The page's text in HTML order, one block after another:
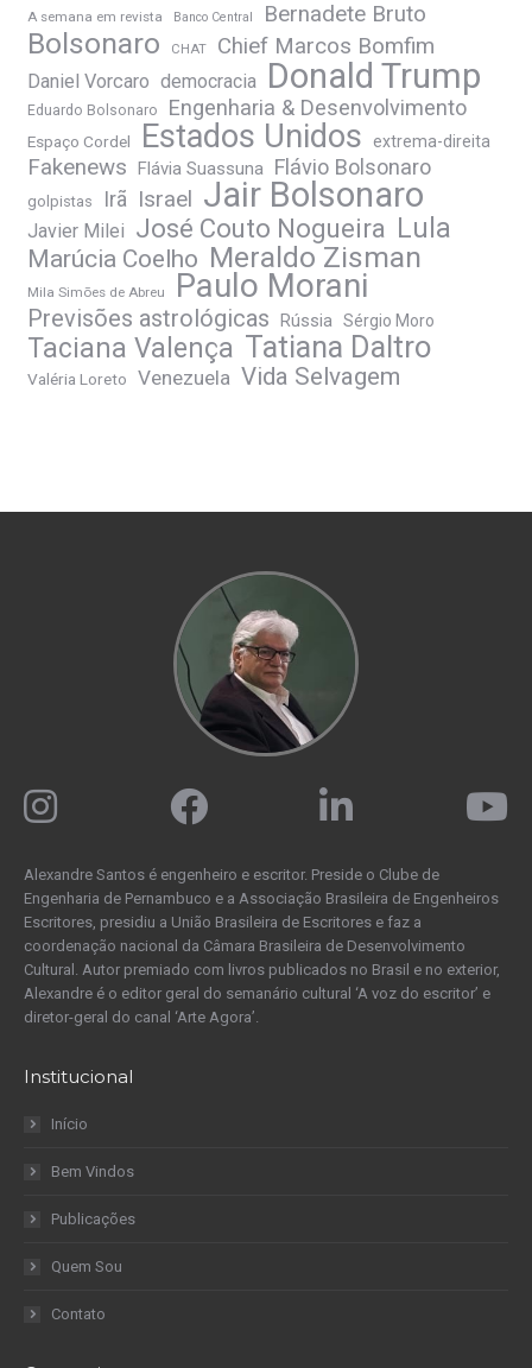
A semana em revista Banco Central Bernadete Bruto
Bolsonaro CHAT Chief Marcos Bomfim
Daniel Vorcaro democracia Donald Trump
Eduardo Bolsonaro Engenharia & Desenvolvimento
Espaço Cordel Estados Unidos extrema-direita
Fakenews Flávia Suassuna Flávio Bolsonaro
golpistas Irã Israel Jair Bolsonaro
Javier Milei José Couto Nogueira Lula
Marúcia Coelho Meraldo Zisman
Mila Simões de Abreu Paulo Morani
Previsões astrológicas Rússia Sérgio Moro
Taciana Valença Tatiana Daltro
Valéria Loreto Venezuela Vida Selvagem
Alexandre Santos é engenheiro e escritor. Preside o Clube de
Engenharia de Pernambuco e a Associação Brasileira de Engenheiros
Escritores, presidiu a União Brasileira de Escritores e faz a
coordenação nacional da Câmara Brasileira de Desenvolvimento
Cultural. Autor premiado com livros publicados no Brasil e no exterior,
Alexandre é o editor geral do semanário cultural ‘A voz do escritor’ e
diretor-geral do canal ‘Arte Agora’.
Institucional
Início
Bem Vindos
Publicações
Quem Sou
Contato